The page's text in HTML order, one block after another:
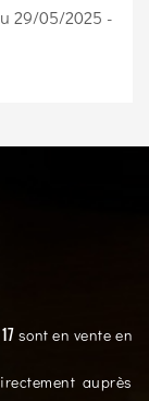
29/05/2025 -
sont en vente en
auprès